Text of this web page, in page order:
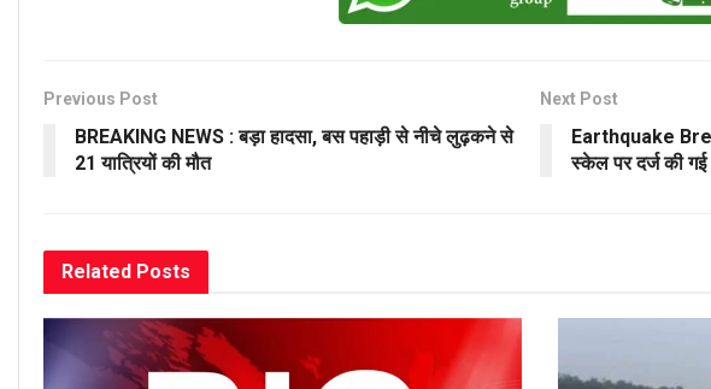
Previous Post
BREAKING NEWS : बड़ा हादसा, बस पहाड़ी से नीचे लुढ़कने से
21 यात्रियों की मौत
Next Post
Earthquake
स्केल पर दर्ज की गई
Related Posts